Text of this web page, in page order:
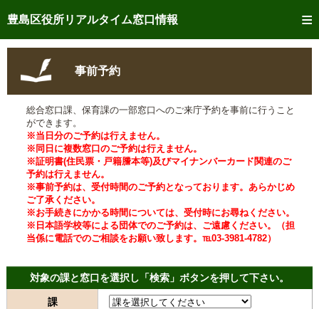
豊島区役所リアルタイム窓口情報
トップページへ
ご利用方法
事前予約
予約状況確認
リアルタイム窓口混雑状況
リアルタイム交付状況確認
メール通知登録
混雑予想カレンダー
事前予約
総合窓口課、保育課の一部窓口へのご来庁予約を事前に行うこと
ができます。
※当日分のご予約は行えません。
※同日に複数窓口のご予約は行えません。
※証明書(住民票・戸籍謄本等)及びマイナンバーカード関連のご
予約は行えません。
※事前予約は、受付時間のご予約となっております。あらかじめ
ご了承ください。
※お手続きにかかる時間については、受付時にお尋ねください。
※日本語学校等による団体でのご予約は、ご遠慮ください。（担
当係に電話でのご相談をお願い致します。℡03-3981-4782）
対象の課と窓口を選択し「検索」ボタンを押して下さい。
課